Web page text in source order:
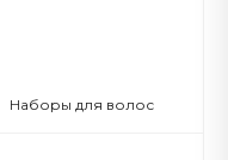
Наборы для волос